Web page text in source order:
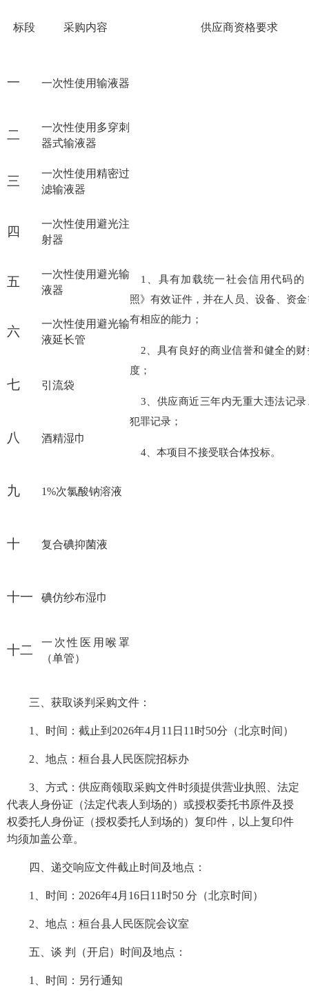
标段 采购内容 供应商资格要求
一 一次性使用输液器
1、 具有加载统一社会信用代码的
照》有效证件，并在人员、设备、资
有相应的能力；
2、具有良好的商业信誉和健全的财
度；
3、供应商近三年内无重大违法记录
犯罪记录；
4、本项目不接受联合体投标。
二
一次性使用多穿刺
器式输液器
三
一次性使用精密过
滤输液器
四
一次性使用避光注
射器
五
一次性使用避光输
液器
六
一次性使用避光输
液延长管
七 引流袋
八 酒精湿巾
九 1%次氯酸钠溶液
十 复合碘抑菌液
十一 碘仿纱布湿巾
十二
一次性医用喉罩
（单管）
三、获取谈判 采购文件：
1 、时间：截止到 2026年4月 11 日 1 1 时50分（北京时间）
2 、地点： 桓台县人民医院招标办
3 、方式：供应商领取采购文件时须提供营业执照
法定
代表人身份证（法定代表人到场的）或授权委托书原件及授
权委托人身份证（授权委托人到场的）复印件，以上复印件
均须加盖公章。
四、递交响应文件截止时间及地点：
1 、时间： 2026年4月 16日 11 时50 分（北京时间）
2 、地点： 桓台县人民医院会议室
五、 谈 判 （开启）时间及地点：
1 、时间： 另行通知